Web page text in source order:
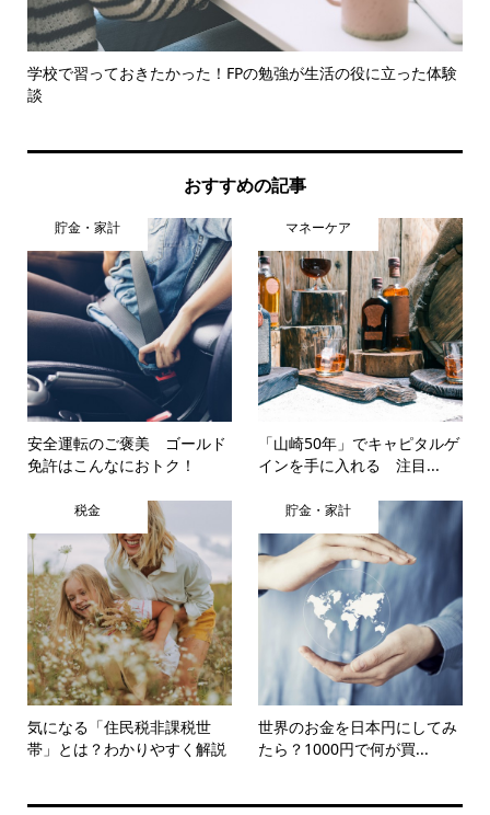
学校で習っておきたかった！FPの勉強が生活の役に立った体験
談
おすすめの記事
貯金・家計
安全運転のご褒美 ゴールド
免許はこんなにおトク！
マネーケア
「山崎50年」でキャピタルゲ
インを手に入れる 注目...
税金
気になる「住民税非課税世
帯」とは？わかりやすく解説
貯金・家計
世界のお金を日本円にしてみ
たら？1000円で何が買...